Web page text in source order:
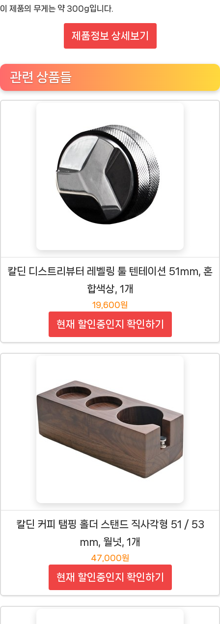
이 제품의 무게는 약 300g입니다.
제품정보 상세보기
관련 상품들
칼딘 디스트리뷰터 레벨링 툴 텐테이션 51mm, 혼
합색상, 1개
19,600원
현재 할인중인지 확인하기
칼딘 커피 탬핑 홀더 스탠드 직사각형 51 / 53
mm, 월넛, 1개
47,000원
현재 할인중인지 확인하기